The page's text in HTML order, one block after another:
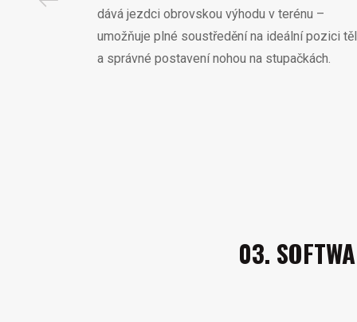
dává jezdci obrovskou výhodu v terénu –
umožňuje plné soustředění na ideální pozici
a správné postavení nohou na stupačkách.
03.